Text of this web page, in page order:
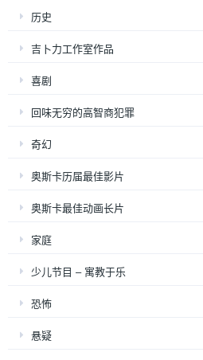
历史
吉卜力工作室作品
喜剧
回味无穷的高智商犯罪
奇幻
奥斯卡历届最佳影片
奥斯卡最佳动画长片
家庭
少儿节目 – 寓教于乐
恐怖
悬疑